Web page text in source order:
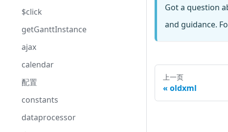
$click
getGanttInstance
ajax
calendar
配置
constants
dataprocessor
Got a question
and guidance.
上一页
oldxml